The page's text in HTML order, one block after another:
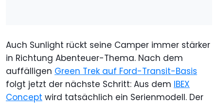
Auch Sunlight rückt seine Camper immer stärker
in Richtung Abenteuer-Thema. Nach dem
auffälligen Green Trek auf Ford-Transit-Basis
folgt jetzt der nächste Schritt: Aus dem IBEX
Concept wird tatsächlich ein Serienmodell. Der